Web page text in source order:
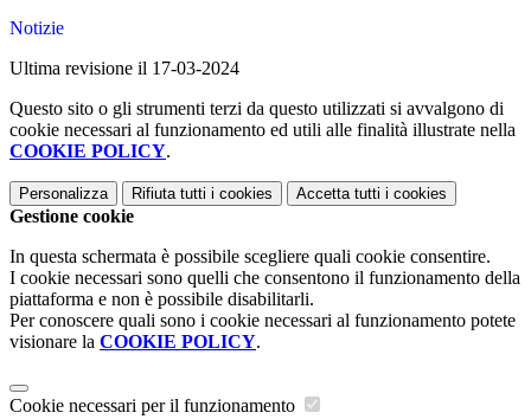
Notizie
Ultima revisione il 17-03-2024
Questo sito o gli strumenti terzi da questo utilizzati si avvalgono di
cookie necessari al funzionamento ed utili alle finalità illustrate nella
COOKIE POLICY.
Personalizza Rifiuta tutti i cookies Accetta tutti i cookies
Gestione cookie
In questa schermata è possibile scegliere quali cookie consentire.
I cookie necessari sono quelli che consentono il funzionamento della
piattaforma e non è possibile disabilitarli.
Per conoscere quali sono i cookie necessari al funzionamento potete
visionare la COOKIE POLICY.
Cookie necessari per il funzionamento